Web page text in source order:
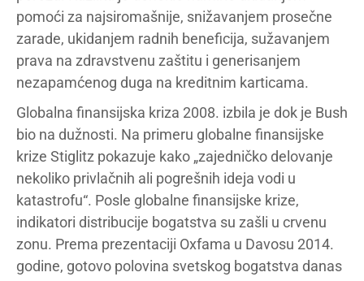
pomoći za najsiromašnije, snižavanjem prosečne
zarade, ukidanjem radnih beneficija, sužavanjem
prava na zdravstvenu zaštitu i generisanjem
nezapamćenog duga na kreditnim karticama.
Globalna finansijska kriza 2008. izbila je dok je Bush
bio na dužnosti. Na primeru globalne finansijske
krize Stiglitz pokazuje kako „zajedničko delovanje
nekoliko privlačnih ali pogrešnih ideja vodi u
katastrofu“. Posle globalne finansijske krize,
indikatori distribucije bogatstva su zašli u crvenu
zonu. Prema prezentaciji Oxfama u Davosu 2014.
godine, gotovo polovina svetskog bogatstva danas